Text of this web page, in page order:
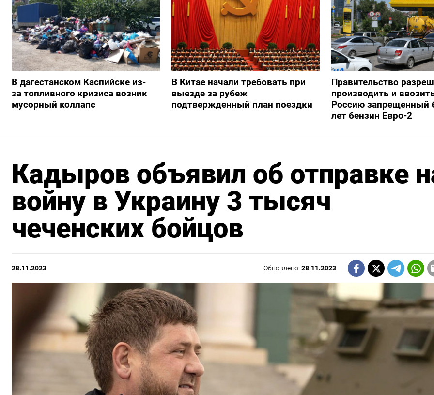
В дагестанском Каспийске из-
за топливного кризиса возник
мусорный коллапс
В Китае начали требовать при
выезде за рубеж
подтвержденный план поездки
Правительство
производить и
Россию запрещенный
лет бензин Евро-2
Кадыров объявил об отправке
войну в Украину 3 тысяч
чеченских бойцов
28.11.2023 Обновлено:28.11.2023